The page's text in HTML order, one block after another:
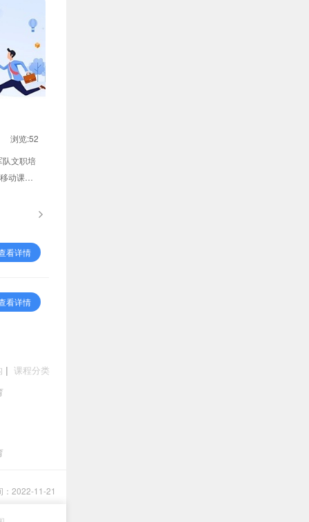
浏览:52
队文职培
动课堂
看详情
看详情
| 课程分类
：2022-11-21